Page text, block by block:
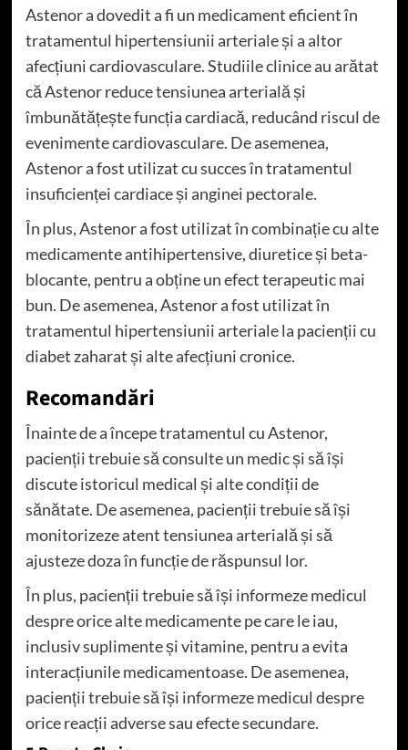
Astenor a dovedit a fi un medicament eficient în
tratamentul hipertensiunii arteriale și a altor
afecțiuni cardiovasculare. Studiile clinice au arătat
că Astenor reduce tensiunea arterială și
îmbunătățește funcția cardiacă, reducând riscul de
evenimente cardiovasculare. De asemenea,
Astenor a fost utilizat cu succes în tratamentul
insuficienței cardiace și anginei pectorale.
În plus, Astenor a fost utilizat în combinație cu alte
medicamente antihipertensive, diuretice și beta-
blocante, pentru a obține un efect terapeutic mai
bun. De asemenea, Astenor a fost utilizat în
tratamentul hipertensiunii arteriale la pacienții cu
diabet zaharat și alte afecțiuni cronice.
Recomandări
Înainte de a începe tratamentul cu Astenor,
pacienții trebuie să consulte un medic și să își
discute istoricul medical și alte condiții de
sănătate. De asemenea, pacienții trebuie să își
monitorizeze atent tensiunea arterială și să
ajusteze doza în funcție de răspunsul lor.
În plus, pacienții trebuie să își informeze medicul
despre orice alte medicamente pe care le iau,
inclusiv suplimente și vitamine, pentru a evita
interacțiunile medicamentoase. De asemenea,
pacienții trebuie să își informeze medicul despre
orice reacții adverse sau efecte secundare.